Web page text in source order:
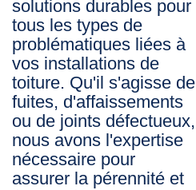
solutions durables pour
tous les types de
problématiques liées à
vos installations de
toiture. Qu'il s'agisse de
fuites, d'affaissements
ou de joints défectueux,
nous avons l'expertise
nécessaire pour
assurer la pérennité et